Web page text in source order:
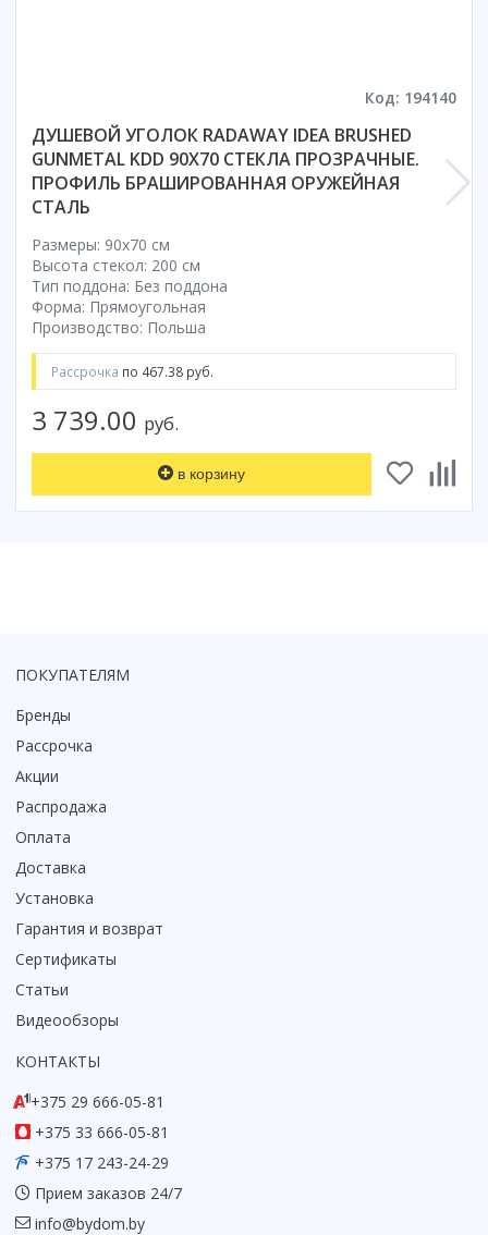
Смотреть все
Комплектующие
Сифоны
Скребки
Коврик для душевой кабины
Смотреть все
Код: 194140
ДУШЕВОЙ УГОЛОК RADAWAY IDEA BRUSHED
GUNMETAL KDD 90X70 СТЕКЛА ПРОЗРАЧНЫЕ.
ПРОФИЛЬ БРАШИРОВАННАЯ ОРУЖЕЙНАЯ
СТАЛЬ
Размеры: 90x70 cм
Высота стекол: 200 см
Тип поддона: Без поддона
Форма: Прямоугольная
Производство: Польша
Рассрочка по 467.38 руб.
3 739.00 руб.
в корзину
ПОКУПАТЕЛЯМ
Бренды
Рассрочка
Акции
Распродажа
Оплата
Доставка
Установка
Гарантия и возврат
Сертификаты
Статьи
Видеообзоры
КОНТАКТЫ
+375 29 666-05-81
+375 33 666-05-81
+375 17 243-24-29
Прием заказов 24/7
info@bydom.by